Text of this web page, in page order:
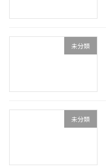
未分類
未分類